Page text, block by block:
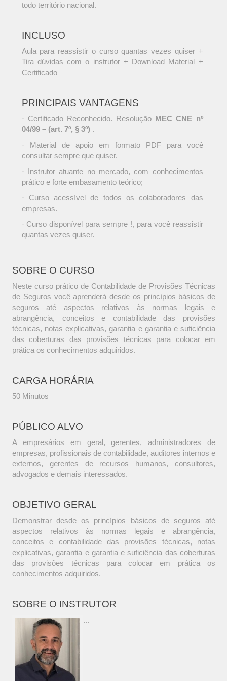
todo território nacional.
INCLUSO
Aula para reassistir o curso quantas vezes quiser +
Tira dúvidas com o instrutor + Download Material +
Certificado
PRINCIPAIS VANTAGENS
· Certificado Reconhecido. Resolução MEC CNE nº
04/99 – (art. 7º, § 3º) .
· Material de apoio em formato PDF para você
consultar sempre que quiser.
· Instrutor atuante no mercado, com conhecimentos
prático e forte embasamento teórico;
· Curso acessível de todos os colaboradores das
empresas.
· Curso disponível para sempre !, para você reassistir
quantas vezes quiser.
SOBRE O CURSO
Neste curso prático de Contabilidade de Provisões Técnicas
de Seguros você aprenderá desde os princípios básicos de
seguros até aspectos relativos às normas legais e
abrangência, conceitos e contabilidade das provisões
técnicas, notas explicativas, garantia e garantia e suficiência
das coberturas das provisões técnicas para colocar em
prática os conhecimentos adquiridos.
CARGA HORÁRIA
50 Minutos
PÚBLICO ALVO
A empresários em geral, gerentes, administradores de
empresas, profissionais de contabilidade, auditores internos e
externos, gerentes de recursos humanos, consultores,
advogados e demais interessados.
OBJETIVO GERAL
Demonstrar desde os princípios básicos de seguros até
aspectos relativos às normas legais e abrangência,
conceitos e contabilidade das provisões técnicas, notas
explicativas, garantia e garantia e suficiência das coberturas
das provisões técnicas para colocar em prática os
conhecimentos adquiridos.
SOBRE O INSTRUTOR
...